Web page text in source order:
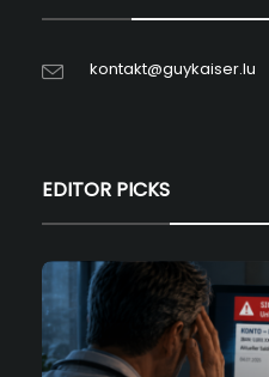
kontakt@guykaiser.lu
EDITOR PICKS